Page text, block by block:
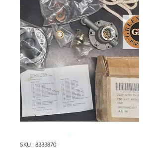
SKU : 8333870